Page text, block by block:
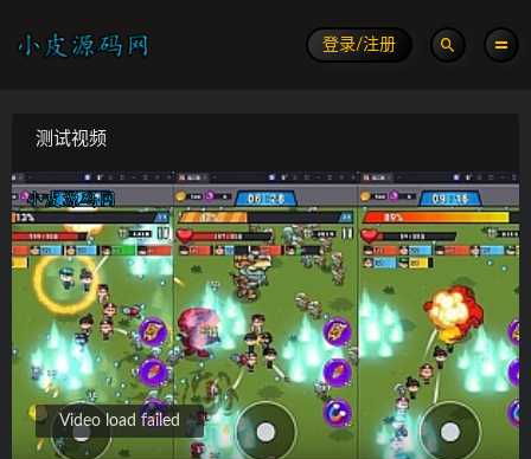
登录/注册
测试视频
Video load failed